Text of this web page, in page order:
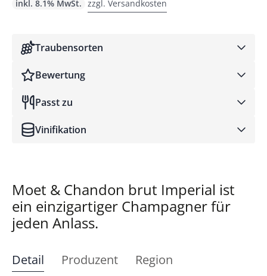
inkl. 8.1% MwSt. zzgl. Versandkosten
Traubensorten
Bewertung
Wine Spectator
Passt zu
Vinifikation
Moet & Chandon brut Imperial ist
ein einzigartiger Champagner für
jeden Anlass.
Detail Produzent
Region